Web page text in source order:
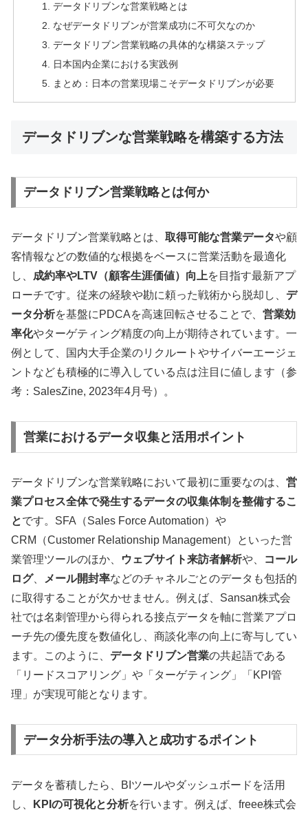
データドリブンな営業戦略とは
なぜデータドリブンが営業成功に不可欠なのか
データドリブン営業戦略の具体的な構築ステップ
日本国内企業における実践例
まとめ：日本の営業現場こそデータドリブンが必要
データドリブンな営業戦略を構築する方法
データドリブン営業戦略とは何か
データドリブン営業戦略とは、 取得可能な営業データや顧
客情報などの数値的な根拠をベースに営業活動を最適化
し、 成約率やLTV（顧客生涯価値）向上を目指す最新アプ
ローチです。従来の経験や勘に頼った戦術から脱却し、 デ
ータ分析を基盤にPDCAを高速回転させることで、 営業効
率化やターゲティング精度の向上が期待されています。一
例として、国内大手企業のリクルートやサイバーエージェ
ントなども積極的に導入している点は注目に値します（参
考：SalesZine, 2023年4月号）。
営業におけるデータ収集と活用ポイント
データドリブンな営業戦略において最初に重要なのは、 営
業プロセス全体で発生するデータの収集体制を整備するこ
とです。SFA（Sales Force Automation）や
CRM（Customer Relationship Management）といった営
業管理ツールのほか、
ウェブサイト来訪者解析や、
コール
ログ、 メール開封率などのチャネルごとのデータも包括的
に取得することが欠かせません。例えば、Sansan株式会
社では名刺管理から得られる接点データを軸に営業アプロ
ーチ先の優先度を数値化し、商談化率の向上に寄与してい
ます。このように、 データドリブン営業の共起語である
「リードスコアリング」や「ターゲティング」「KPI管
理」が実現可能となります。
データ分析手法の導入と成功するポイント
データを蓄積したら、BIツールやダッシュボードを活用
し、
KPIの可視化と分析を行います。例えば、freee株式会